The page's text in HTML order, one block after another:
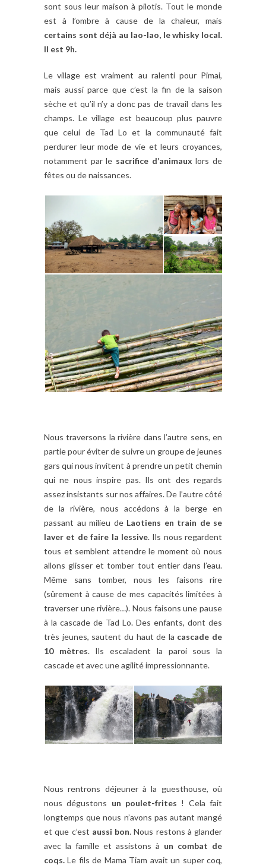
sont sous leur maison à pilotis. Tout le monde
est à l’ombre à cause de la chaleur, mais
certains sont déjà au lao-lao, le whisky local.
Il est 9h.
Le village est vraiment au ralenti pour Pimai,
mais aussi parce que c’est la fin de la saison
sèche et qu’il n’y a donc pas de travail dans les
champs. Le village est beaucoup plus pauvre
que celui de Tad Lo et la communauté fait
perdurer leur mode de vie et leurs croyances,
notamment par le sacrifice d’animaux lors de
fêtes ou de naissances.
Nous traversons la rivière dans l’autre sens, en
partie pour éviter de suivre un groupe de jeunes
gars qui nous invitent à prendre un petit chemin
qui ne nous inspire pas. Ils ont des regards
assez insistants sur nos affaires. De l’autre côté
de la rivière, nous accédons à la berge en
passant au milieu de Laotiens en train de se
laver et de faire la lessive. Ils nous regardent
tous et semblent attendre le moment où nous
allons glisser et tomber tout entier dans l’eau.
Même sans tomber, nous les faisons rire
(sûrement à cause de mes capacités limitées à
traverser une rivière…). Nous faisons une pause
à la cascade de Tad Lo. Des enfants, dont des
très jeunes, sautent du haut de la cascade de
10 mètres. Ils escaladent la paroi sous la
cascade et avec une agilité impressionnante.
Nous rentrons déjeuner à la guesthouse, où
nous dégustons un poulet-frites ! Cela fait
longtemps que nous n’avons pas autant mangé
et que c’est aussi bon. Nous restons à glander
avec la famille et assistons à un combat de
coqs. Le fils de Mama Tiam avait un super coq,